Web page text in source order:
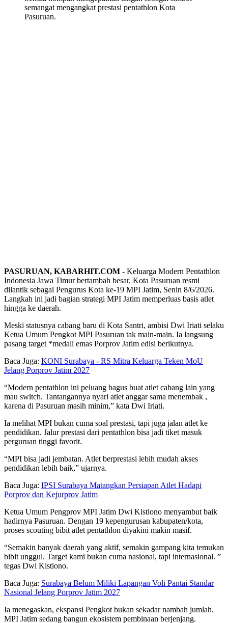
semangat mengangkat prestasi pentathlon Kota
Pasuruan.
PASURUAN, KABARHIT.COM - Keluarga Modern Pentathlon
Indonesia Jawa Timur bertambah besar. Kota Pasuruan resmi
dilantik sebagai Pengurus Kota ke-19 MPI Jatim, Senin 8/6/2026.
Langkah ini jadi bagian strategi MPI Jatim memperluas basis atlet
hingga ke daerah.
Meski statusnya cabang baru di Kota Santri, ambisi Dwi Iriati selaku
Ketua Umum Pengkot MPI Pasuruan tak main-main. Ia langsung
pasang target *medali emas Porprov Jatim edisi berikutnya.
Baca Juga: KONI Surabaya - RS Mitra Keluarga Teken MoU
Jelang Porprov Jatim 2027
“Modern pentathlon ini peluang bagus buat atlet cabang lain yang
mau switch. Tantangannya nyari atlet anggar sama menembak ,
karena di Pasuruan masih minim,” kata Dwi Iriati.
Ia melihat MPI bukan cuma soal prestasi, tapi juga jalan atlet ke
pendidikan. Jalur prestasi dari pentathlon bisa jadi tiket masuk
perguruan tinggi favorit.
“MPI bisa jadi jembatan. Atlet berprestasi lebih mudah akses
pendidikan lebih baik,” ujarnya.
Baca Juga: IPSI Surabaya Matangkan Persiapan Atlet Hadapi
Porprov dan Kejurprov Jatim
Ketua Umum Pengprov MPI Jatim Dwi Kistiono menyambut baik
hadirnya Pasuruan. Dengan 19 kepengurusan kabupaten/kota,
proses scouting bibit atlet pentathlon diyakini makin masif.
“Semakin banyak daerah yang aktif, semakin gampang kita temukan
bibit unggul. Target kami bukan cuma nasional, tapi internasional. ”
tegas Dwi Kistiono.
Baca Juga: Surabaya Belum Miliki Lapangan Voli Pantai Standar
Nasional Jelang Porprov Jatim 2027
Ia menegaskan, ekspansi Pengkot bukan sekadar nambah jumlah.
MPI Jatim sedang bangun ekosistem pembinaan berjenjang.